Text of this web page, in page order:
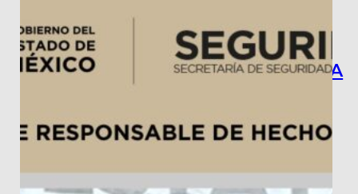
INTERNACIONAL
ARTE, CIENCIA Y TECNOLOGÍA
BAJO LA LUPA
VÍNCULOS ANIMALES